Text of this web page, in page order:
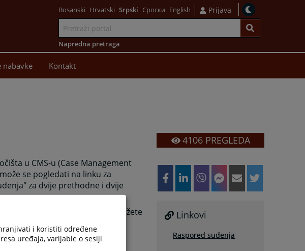
Bosanski Hrvatski Srpski Српски English Prijava
Napredna pretraga
nabavke Kontakt
u CMS-u (Case Management
se pogledati na linku za
za dvije prethodne i dvije
01.07.-31.07.2026. godine možete
4106PREGLEDA
Linkovi
Raspored suđenja
i koristiti određene
uređaja, varijable o sesiji